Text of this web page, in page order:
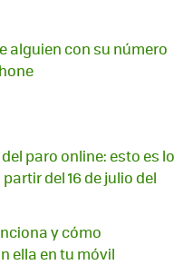
alguien con su número
paro online: esto es lo
del 16 de julio del
y cómo
ella en tu móvil